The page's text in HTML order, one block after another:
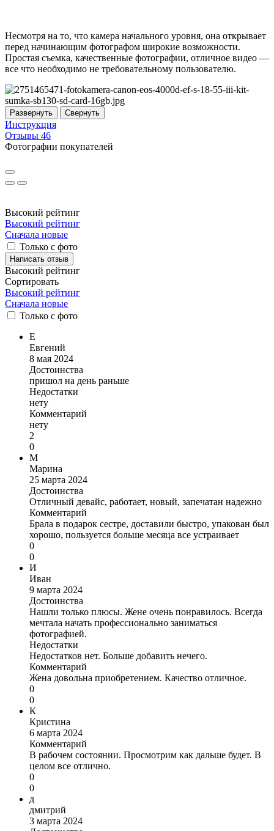
Несмотря на то, что камера начального уровня, она открывает
перед начинающим фотографом широкие возможности.
Простая съемка, качественные фотографии, отличное видео —
все что необходимо не требовательному пользователю.
Развернуть Свернуть
Инструкция
Отзывы 46
Фотографии покупателей
Высокий рейтинг
Высокий рейтинг
Сначала новые
Только с фото
Написать отзыв
Высокий рейтинг
Сортировать
Высокий рейтинг
Сначала новые
Только с фото
Е
Евгений
8 мая 2024
Достоинства
пришол на день раньше
Недостатки
нету
Комментарий
нету
2
0
М
Марина
25 марта 2024
Достоинства
Отличный девайс, работает, новый, запечатан надежно
Комментарий
Брала в подарок сестре, доставили быстро, упакован был
хорошо, пользуется больше месяца все устраивает
0
0
И
Иван
9 марта 2024
Достоинства
Нашли только плюсы. Жене очень понравилось. Всегда
мечтала начать профессионально заниматься
фотографией.
Недостатки
Недостатков нет. Больше добавить нечего.
Комментарий
Жена довольна приобретением. Качество отличное.
0
0
К
Кристина
6 марта 2024
Комментарий
В рабочем состоянии. Просмотрим как дальше будет. В
целом все отлично.
0
0
д
дмитрий
3 марта 2024